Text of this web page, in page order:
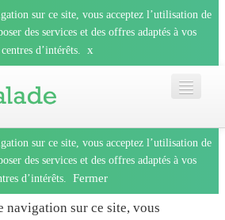
sur ce site, vous acceptez l’utilisation de
des services et des offres adaptés à vos
centres d’intérêts.
x
Accueil
Les balades
sur ce site, vous acceptez l’utilisation de
des services et des offres adaptés à vos
d’intérêts.
Fermer
navigation sur ce site, vous